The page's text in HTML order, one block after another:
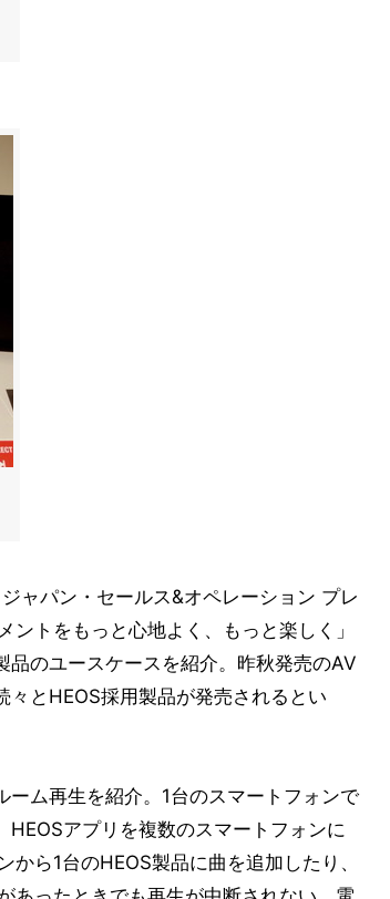
ャパン・セールス&オペレーション プレ
トをもっと心地よく、もっと楽しく」
品のユースケースを紹介。昨秋発売のAV
とHEOS採用製品が発売されるとい
ム再生を紹介。1台のスマートフォンで
アプリを複数のスマートフォンに
ら1台のHEOS製品に曲を追加したり、